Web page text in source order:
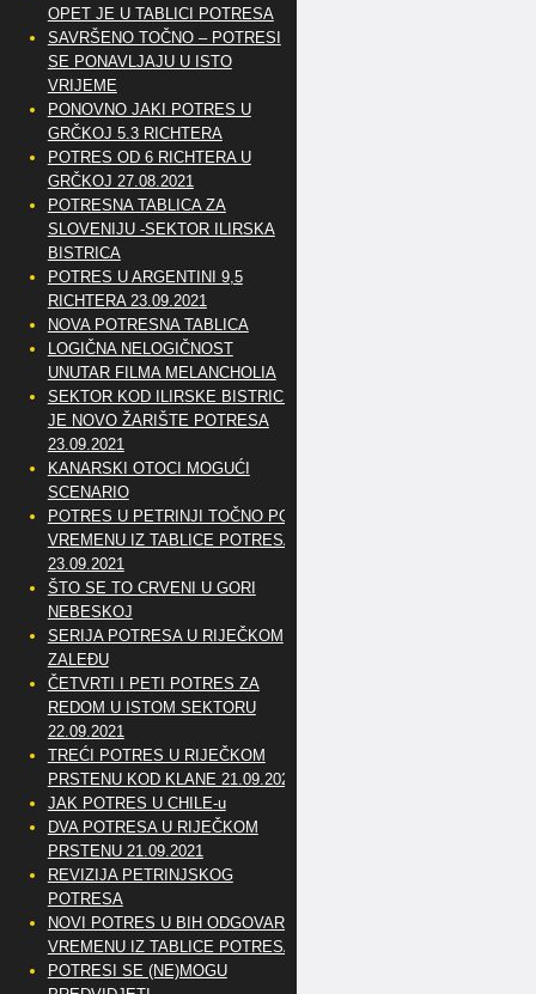
OPET JE U TABLICI POTRESA
SAVRŠENO TOČNO – POTRESI
SE PONAVLJAJU U ISTO
VRIJEME
PONOVNO JAKI POTRES U
GRČKOJ 5.3 RICHTERA
POTRES OD 6 RICHTERA U
GRČKOJ 27.08.2021
POTRESNA TABLICA ZA
SLOVENIJU -SEKTOR ILIRSKA
BISTRICA
POTRES U ARGENTINI 9,5
RICHTERA 23.09.2021
NOVA POTRESNA TABLICA
LOGIČNA NELOGIČNOST
UNUTAR FILMA MELANCHOLIA
SEKTOR KOD ILIRSKE BISTRICE
JE NOVO ŽARIŠTE POTRESA
23.09.2021
KANARSKI OTOCI MOGUĆI
SCENARIO
POTRES U PETRINJI TOČNO PO
VREMENU IZ TABLICE POTRESA
23.09.2021
ŠTO SE TO CRVENI U GORI
NEBESKOJ
SERIJA POTRESA U RIJEČKOM
ZALEĐU
ČETVRTI I PETI POTRES ZA
REDOM U ISTOM SEKTORU
22.09.2021
TREĆI POTRES U RIJEČKOM
PRSTENU KOD KLANE 21.09.2021
JAK POTRES U CHILE-u
DVA POTRESA U RIJEČKOM
PRSTENU 21.09.2021
REVIZIJA PETRINJSKOG
POTRESA
NOVI POTRES U BIH ODGOVARA
VREMENU IZ TABLICE POTRESA
POTRESI SE (NE)MOGU